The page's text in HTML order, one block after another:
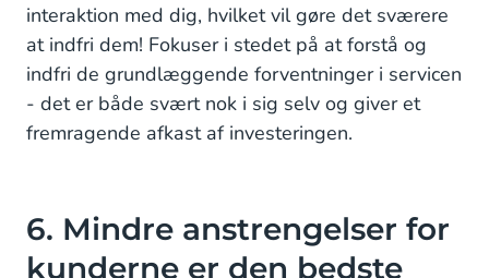
interaktion med dig, hvilket vil gøre det sværere
at indfri dem! Fokuser i stedet på at forstå og
indfri de grundlæggende forventninger i servicen
- det er både svært nok i sig selv og giver et
fremragende afkast af investeringen.
6. Mindre anstrengelser for
kunderne er den bedste